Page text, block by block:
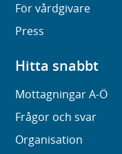
För vårdgivare
Press
Hitta snabbt
Mottagningar A-Ö
Frågor och svar
Organisation